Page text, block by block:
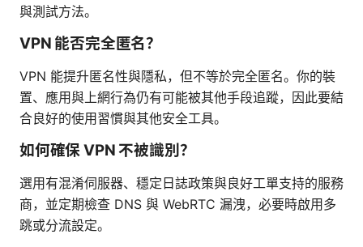
與測試方法。
VPN 能否完全匿名？
VPN 能提升匿名性與隱私，但不等於完全匿名。你的裝
置、應用與上網行為仍有可能被其他手段追蹤，因此要結
合良好的使用習慣與其他安全工具。
如何確保 VPN 不被識別？
選用有混淆伺服器、穩定日誌政策與良好工單支持的服務
商，並定期檢查 DNS 與 WebRTC 漏洩，必要時啟用多
跳或分流設定。